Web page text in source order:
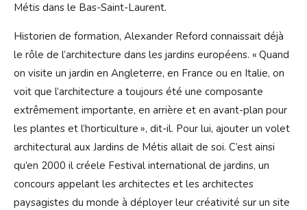
Métis dans le Bas-Saint-Laurent.
Historien de formation, Alexander Reford connaissait déjà
le rôle de l’architecture dans les jardins européens. « Quand
on visite un jardin en Angleterre, en France ou en Italie, on
voit que l’architecture a toujours été une composante
extrêmement importante, en arrière et en avant-plan pour
les plantes et l’horticulture », dit-il. Pour lui, ajouter un volet
architectural aux Jardins de Métis allait de soi. C’est ainsi
qu’en 2000 il créele Festival international de jardins, un
concours appelant les architectes et les architectes
paysagistes du monde à déployer leur créativité sur un site